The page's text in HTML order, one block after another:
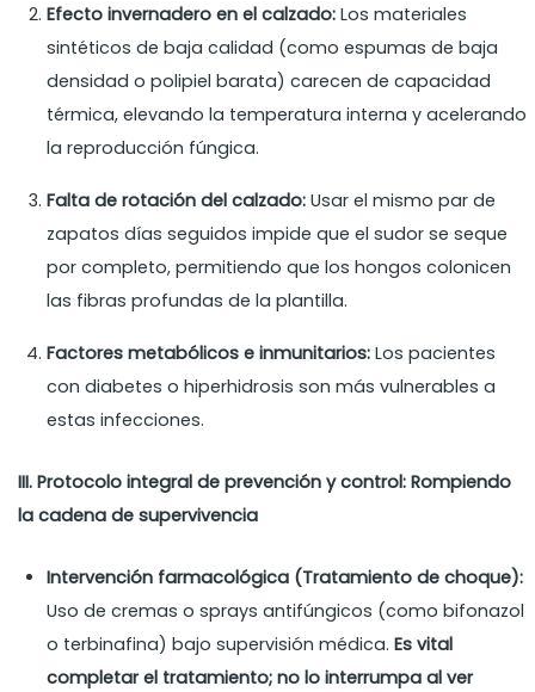
Efecto invernadero en el calzado: Los materiales
sintéticos de baja calidad (como espumas de baja
densidad o polipiel barata) carecen de capacidad
térmica, elevando la temperatura interna y acelerando
la reproducción fúngica.
Falta de rotación del calzado: Usar el mismo par de
zapatos días seguidos impide que el sudor se seque
por completo, permitiendo que los hongos colonicen
las fibras profundas de la plantilla.
Factores metabólicos e inmunitarios: Los pacientes
con diabetes o hiperhidrosis son más vulnerables a
estas infecciones.
III. Protocolo integral de prevención y control: Rompiendo
la cadena de supervivencia
Intervención farmacológica (Tratamiento de choque):
Uso de cremas o sprays antifúngicos (como bifonazol
o terbinafina) bajo supervisión médica.Es vital
completar el tratamiento; no lo interrumpa al ver